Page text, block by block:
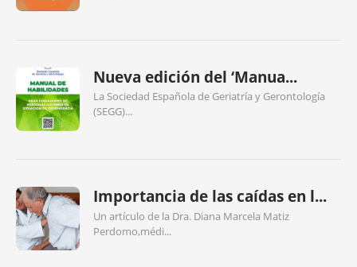
Nueva edición del ‘Manua...
La Sociedad Española de Geriatría y Gerontología
(SEGG)...
Importancia de las caídas en l...
Un artículo de la Dra. Diana Marcela Matiz
Perdomo,médi...